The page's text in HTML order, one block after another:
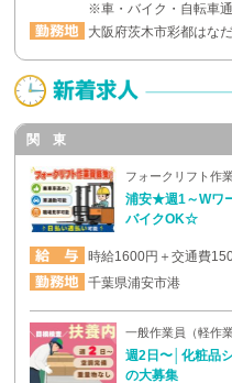
※車・バイク・自転車通
大阪府茨木市彩都はなだ
関 東
フォークリフト作
浦安★週1～Wワ
バイクOK☆
時給1600円＋交通費
千葉県浦安市港
一般作業員（軽作業
週2日〜│化粧品
の大募集